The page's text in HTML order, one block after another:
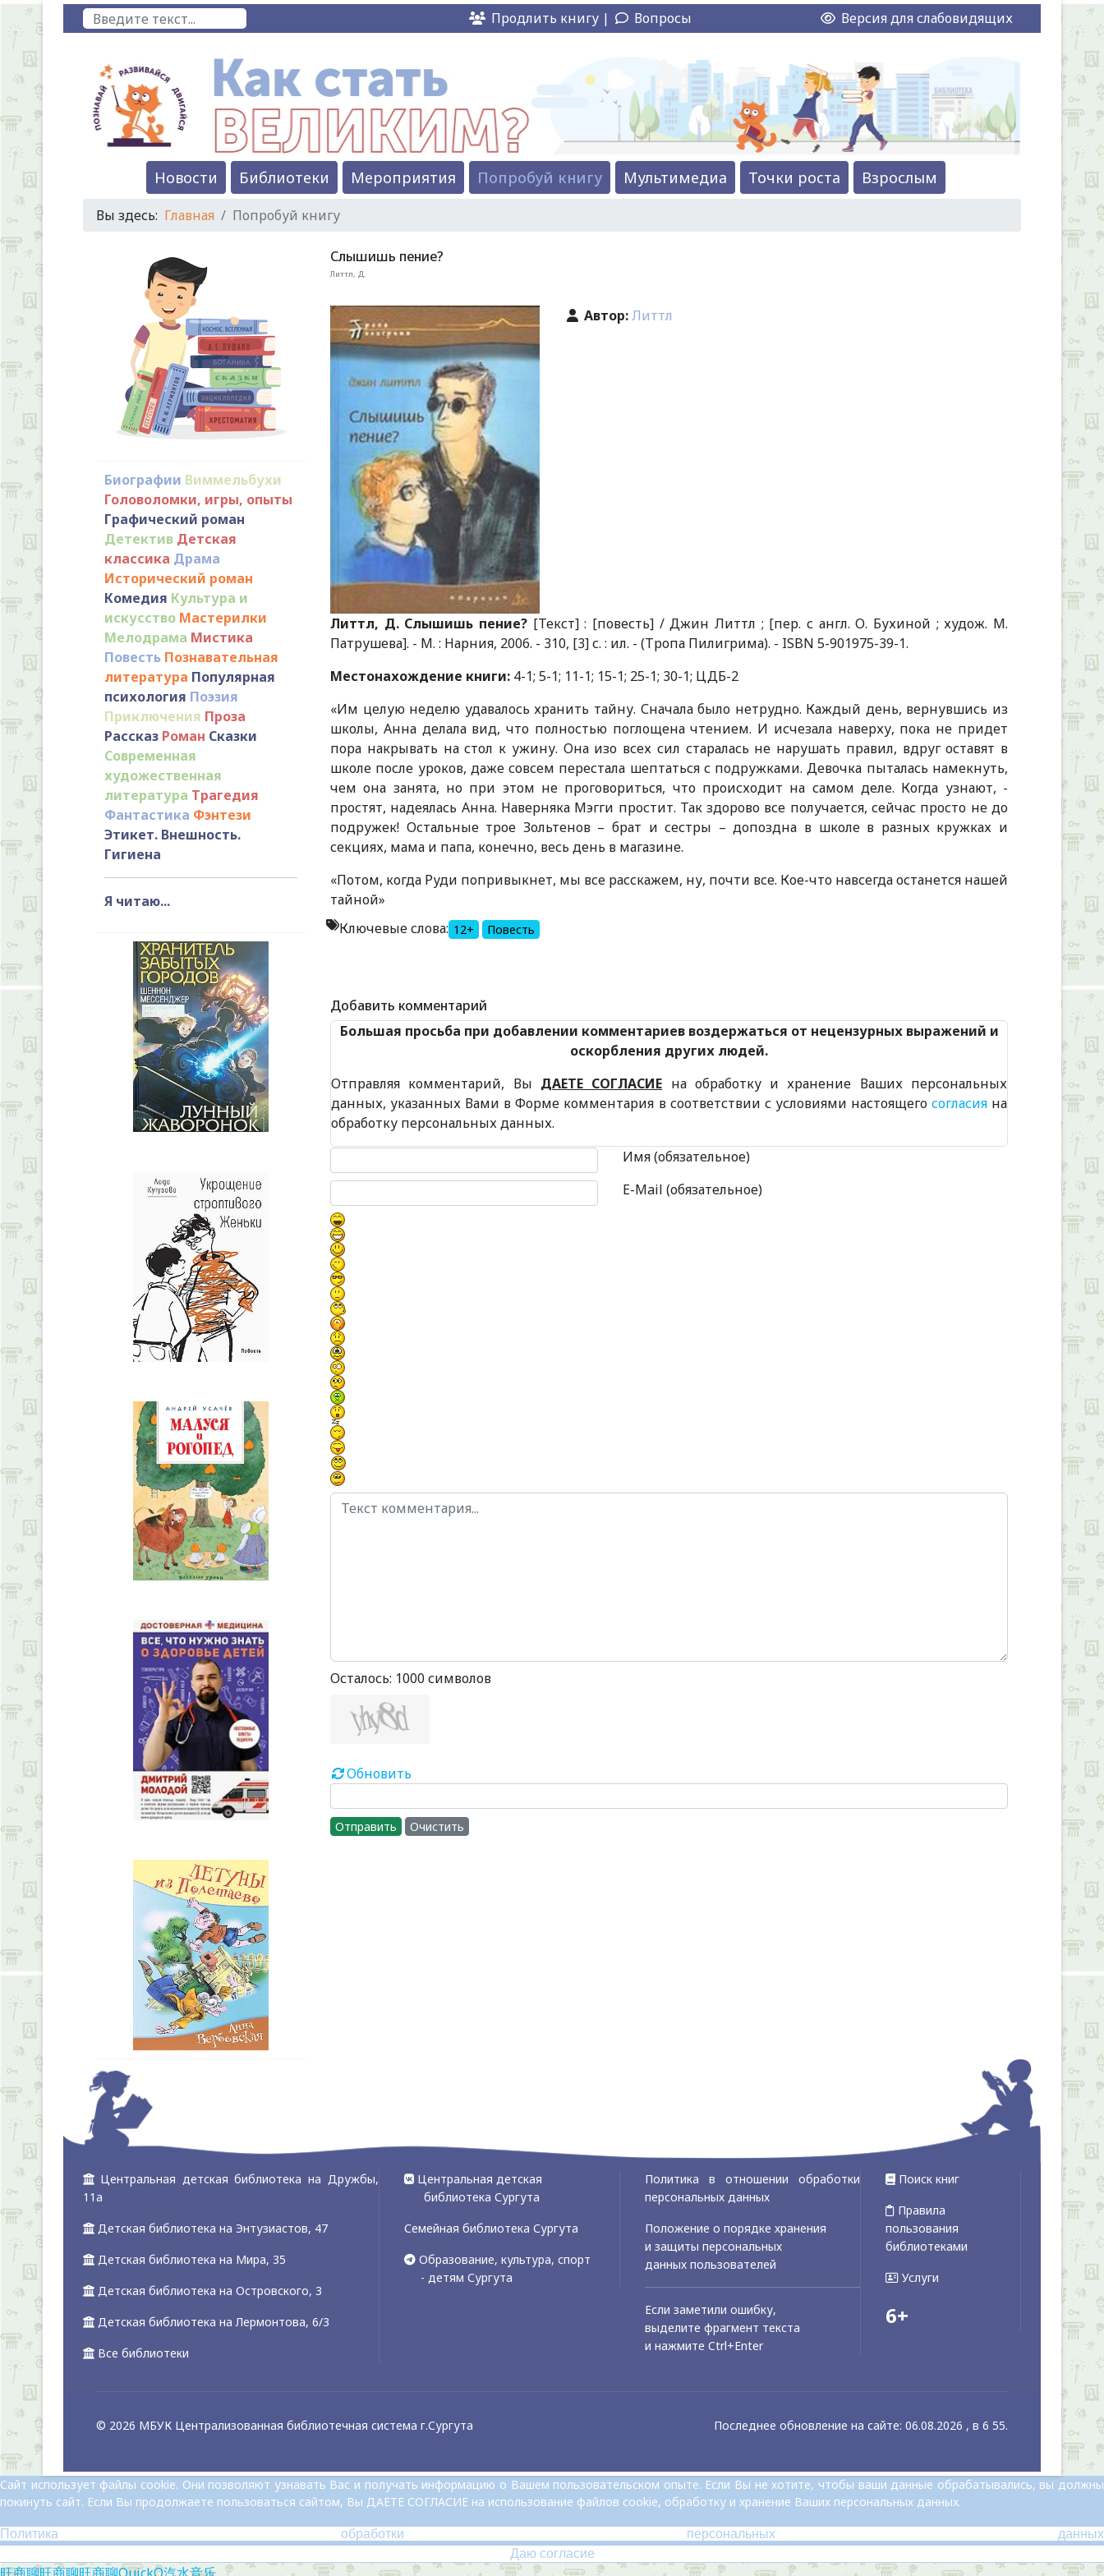
Поиск Продлить книгу | Вопросы Версия для слабовидящих
Новости Библиотеки Мероприятия Попробуй книгу Мультимедиа Точки роста Взрослым
Вы здесь: Главная Попробуй книгу
Биографии Виммельбухи
Головоломки, игры, опыты
Графический роман
Детектив Детская
классика Драма
Исторический роман
Комедия Культура и
искусство Мастерилки
Мелодрама Мистика
Повесть Познавательная
литература Популярная
психология Поэзия
Приключения Проза
Рассказ Роман Сказки
Современная
художественная
литература Трагедия
Фантастика Фэнтези
Этикет. Внешность.
Гигиена
Я читаю...
Слышишь пение?
Литтл, Д.
Автор:Литтл
Литтл, Д. Слышишь пение? [Текст] : [повесть] / Джин Литтл ; [пер. с англ. О. Бухиной ; худож. М.
Патрушева]. - М. : Нарния, 2006. - 310, [3] с. : ил. - (Тропа Пилигрима). - ISBN 5-901975-39-1.
Местонахождение книги: 4-1; 5-1; 11-1; 15-1; 25-1; 30-1; ЦДБ-2
«Им целую неделю удавалось хранить тайну. Сначала было нетрудно. Каждый день, вернувшись из
школы, Анна делала вид, что полностью поглощена чтением. И исчезала наверху, пока не придет
пора накрывать на стол к ужину. Она изо всех сил старалась не нарушать правил, вдруг оставят в
школе после уроков, даже совсем перестала шептаться с подружками. Девочка пыталась намекнуть,
чем она занята, но при этом не проговориться, что происходит на самом деле. Когда узнают, -
простят, надеялась Анна. Наверняка Мэгги простит. Так здорово все получается, сейчас просто не до
подружек! Остальные трое Зольтенов – брат и сестры – допоздна в школе в разных кружках и
секциях, мама и папа, конечно, весь день в магазине.
«Потом, когда Руди попривыкнет, мы все расскажем, ну, почти все. Кое-что навсегда останется нашей
тайной»
Ключевые слова: 12+ Повесть
Добавить комментарий
Большая просьба при добавлении комментариев воздержаться от нецензурных выражений и
оскорбления других людей.
Отправляя комментарий, Вы ДАЕТЕ СОГЛАСИЕ на обработку и хранение Ваших персональных
данных, указанных Вами в Форме комментария в соответствии с условиями настоящего согласияна
обработку персональных данных.
Имя (обязательное)
E-Mail (обязательное)
Текст комментария
Осталось: 1000 символов
Обновить
Отправить Очистить
Центральная детская библиотека на Дружбы,
11а
Детская библиотека на Энтузиастов, 47
Детская библиотека на Мира, 35
Детская библиотека на Островского, 3
Детская библиотека на Лермонтова, 6/3
Все библиотеки
Центральная детская
библиотека Сургута
Семейная библиотека Сургута
Образование, культура, спорт
- детям Сургута
Политика в отношении обработки
персональных данных
Положение о порядке хранения
и защиты персональных
данных пользователей
Если заметили ошибку,
выделите фрагмент текста
и нажмите Ctrl+Enter
Поиск книг
Правила
пользования
библиотеками
Услуги
6+
© 2026 МБУК Централизованная библиотечная система г.Сургута Последнее обновление на сайте: 06.08.2026 , в 6 55.
Сайт использует файлы cookie. Они позволяют узнавать Вас и получать информацию о Вашем пользовательском опыте. Если Вы не хотите, чтобы ваши данные обрабатывались, вы должны
покинуть сайт. Если Вы продолжаете пользоваться сайтом, Вы ДАЕТЕ СОГЛАСИЕ на использование файлов cookie, обработку и хранение Ваших персональных данных.
Политика обработки персональных данных
Даю согласие